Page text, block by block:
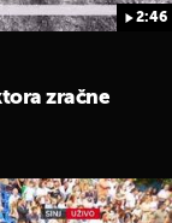
2:46
zračne